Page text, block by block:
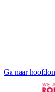
Ga naar